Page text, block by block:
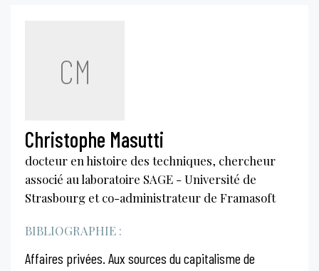
CM
Christophe Masutti
docteur en histoire des techniques, chercheur
associé au laboratoire SAGE - Université de
Strasbourg et co-administrateur de Framasoft
BIBLIOGRAPHIE :
Affaires privées. Aux sources du capitalisme de